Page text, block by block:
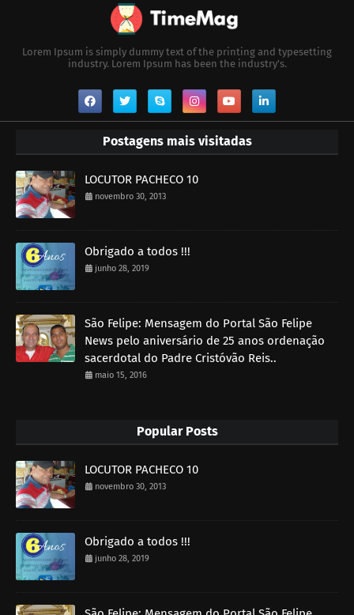
Lorem Ipsum is simply dummy text of the printing and typesetting
industry. Lorem Ipsum has been the industry's.
Postagens mais visitadas
LOCUTOR PACHECO 10
novembro 30, 2013
Obrigado a todos !!!
junho 28, 2019
São Felipe: Mensagem do Portal São Felipe
News pelo aniversário de 25 anos ordenação
sacerdotal do Padre Cristóvão Reis..
maio 15, 2016
Popular Posts
LOCUTOR PACHECO 10
novembro 30, 2013
Obrigado a todos !!!
junho 28, 2019